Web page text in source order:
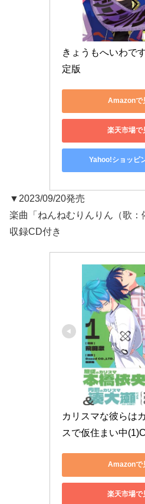
きょうもへいわで
定版
Amazonで
楽天市場で
Yahoo!ショッピ
▼2023/09/20発売
楽曲「ねんねむりんりん（歌
収録CD付き
カリスマな彼らは
スで仮住まい中
Amazonで
楽天市場で